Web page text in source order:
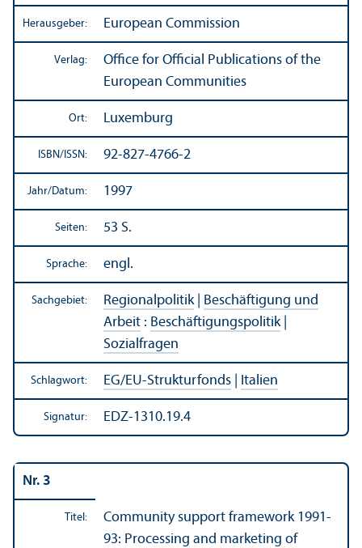
Herausgeber: European Commission
Verlag:
Office for Official Publications of the
European Communities
Ort: Luxemburg
ISBN/ ISSN: 92-827-4766-2
Jahr/Datum: 1997
Seiten: 53 S.
Sprache: engl.
Sachgebiet: Regionalpolitik| Beschäftigung und
Arbeit : Beschäftigungs­politik|
Sozialfragen
Schlagwort: EG/EU-Strukturfonds Italien
Signatur: EDZ-1310.19.4
Nr. 3
Titel:
Community support framework 1991-
93: Processing and marketing of